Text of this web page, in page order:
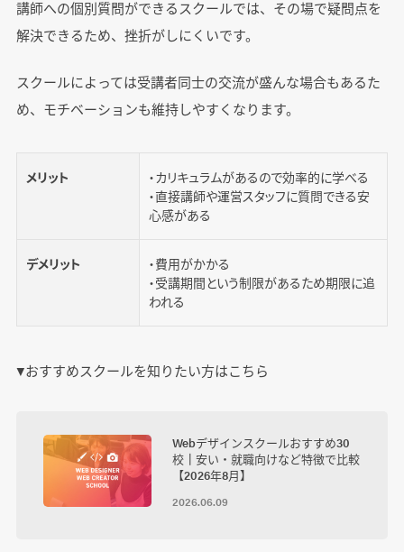
講師への個別質問ができるスクールでは、その場で疑問点を
解決できるため、挫折がしにくいです。
スクールによっては受講者同士の交流が盛んな場合もあるた
め、モチベーションも維持しやすくなります。
メリット
・カリキュラムがあるので効率的に学べる
・直接講師や運営スタッフに質問できる安
心感がある
デメリット
・費用がかかる
・受講期間という制限があるため期限に追
われる
▼おすすめスクールを知りたい方はこちら
Webデザインスクールおすすめ30
校┃安い・就職向けなど特徴で比較
【2026年8月】
2026.06.09